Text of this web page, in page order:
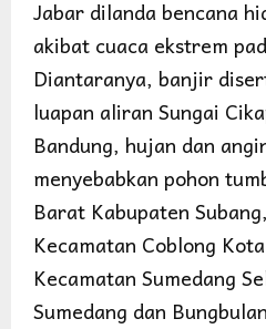
Jabar dilanda bencana
akibat cuaca ekstrem
Diantaranya, banjir
luapan aliran Sungai
Bandung, hujan dan
menyebabkan pohon
Barat Kabupaten
Kecamatan Coblong
Kecamatan Sumedang
Sumedang dan